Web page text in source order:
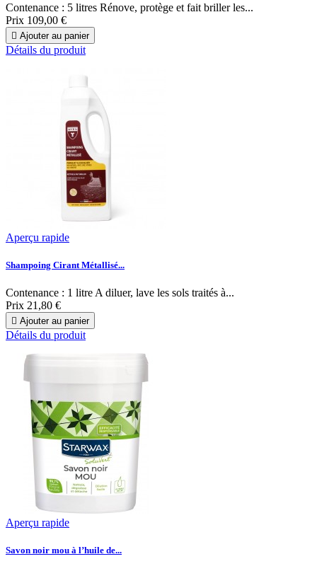
Contenance : 5 litres Rénove, protège et fait briller les...
Prix 109,00 €
 Ajouter au panier
Détails du produit
Aperçu rapide
Shampoing Cirant Métallisé...
Contenance : 1 litre A diluer, lave les sols traités à...
Prix 21,80 €
 Ajouter au panier
Détails du produit
Aperçu rapide
Savon noir mou à l’huile de...